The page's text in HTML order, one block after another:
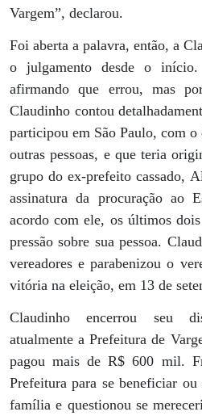
Vargem”, declarou.
Foi aberta a palavra, então, a
o julgamento desde o
afirmando que errou, mas
Claudinho contou
participou em São Paulo, com
outras pessoas, e que teria
grupo do ex-prefeito cassado,
assinatura da procuração ao
acordo com ele, os últimos
pressão sobre sua pessoa.
vereadores e parabenizou o
vitória na eleição, em 13 de
Claudinho encerrou seu
atualmente a Prefeitura de
pagou mais de R$ 600 mil.
Prefeitura para se beneficiar
família e questionou se